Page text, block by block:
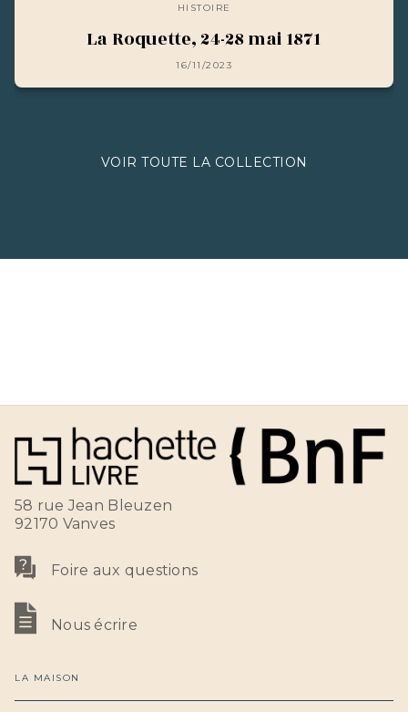
HISTOIRE
La Roquette, 24-28 mai 1871
16/11/2023
VOIR TOUTE LA COLLECTION
58 rue Jean Bleuzen
92170 Vanves
Foire aux questions
Nous écrire
LA MAISON